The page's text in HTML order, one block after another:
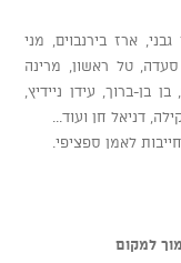
ארז בירנבוים, מני
טל ראשון, מרינה
בן-ברוך, עידן ניידיץ,
דניאל חן ועוד...
לאמן ספציפי.